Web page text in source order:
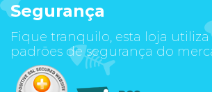
Segurança
Fique tranquilo, esta loja
padrões de segurança do